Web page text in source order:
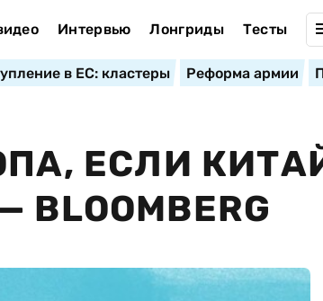
Интервью Лонгриды Тесты
в ЕС: кластеры Реформа армии
ЕСЛИ